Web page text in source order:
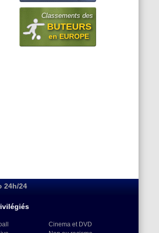
Classements des
BUTEURS
en EUROPE
24h/24
Cinema et DVD